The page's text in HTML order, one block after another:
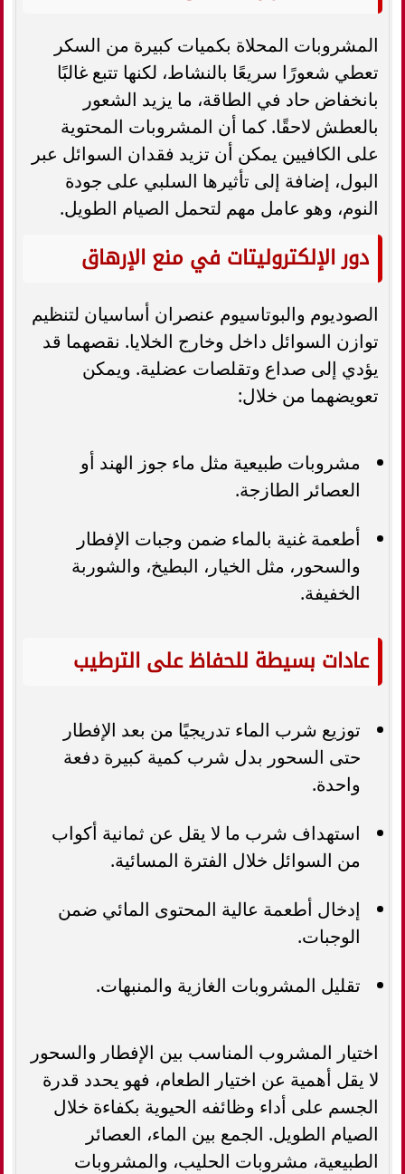
المشروبات المحلاة بكميات كبيرة من السكر
تعطي شعورًا سريعًا بالنشاط، لكنها تتبع غالبًا
بانخفاض حاد في الطاقة، ما يزيد الشعور
بالعطش لاحقًا. كما أن المشروبات المحتوية
على الكافيين يمكن أن تزيد فقدان السوائل عبر
البول، إضافة إلى تأثيرها السلبي على جودة
النوم، وهو عامل مهم لتحمل الصيام الطويل.
دور الإلكتروليتات في منع الإرهاق
الصوديوم والبوتاسيوم عنصران أساسيان لتنظيم
توازن السوائل داخل وخارج الخلايا. نقصهما قد
يؤدي إلى صداع وتقلصات عضلية. ويمكن
تعويضهما من خلال:
مشروبات طبيعية مثل ماء جوز الهند أو
العصائر الطازجة.
أطعمة غنية بالماء ضمن وجبات الإفطار
والسحور، مثل الخيار، البطيخ، والشوربة
الخفيفة.
عادات بسيطة للحفاظ على الترطيب
توزيع شرب الماء تدريجيًا من بعد الإفطار
حتى السحور بدل شرب كمية كبيرة دفعة
واحدة.
استهداف شرب ما لا يقل عن ثمانية أكواب
من السوائل خلال الفترة المسائية.
إدخال أطعمة عالية المحتوى المائي ضمن
الوجبات.
تقليل المشروبات الغازية والمنبهات.
اختيار المشروب المناسب بين الإفطار والسحور
لا يقل أهمية عن اختيار الطعام، فهو يحدد قدرة
الجسم على أداء وظائفه الحيوية بكفاءة خلال
الصيام الطويل. الجمع بين الماء، العصائر
الطبيعية، مشروبات الحليب، والمشروبات